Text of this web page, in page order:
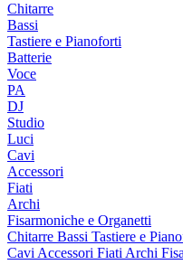
Chitarre
Bassi
Tastiere e Pianoforti
Batterie
Voce
PA
DJ
Studio
Luci
Cavi
Accessori
Fiati
Archi
Fisarmoniche e Organetti
Chitarre Bassi Tastiere e
Cavi Accessori Fiati Archi